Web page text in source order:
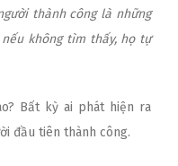
thành công là những
không tìm thấy, họ tự
Bất kỳ ai phát hiện ra
đầu tiên thành công.